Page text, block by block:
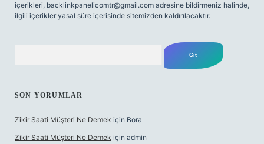
içerikleri, backlinkpanelicomtr@gmail.com adresine bildirmeniz halinde,
ilgili içerikler yasal süre içerisinde sitemizden kaldırılacaktır.
SON YORUMLAR
Zikir Saati Müşteri Ne Demek için Bora
Zikir Saati Müşteri Ne Demek için admin